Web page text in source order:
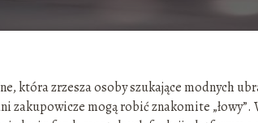
która zrzesza osoby szukające modnych
zakupowicze mogą robić znakomite